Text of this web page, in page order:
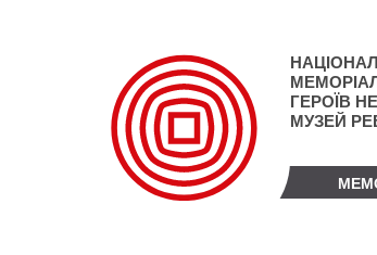
ГЕРОЇВ
МУЗЕЙ